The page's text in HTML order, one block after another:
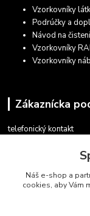
Vzorkovníky
Podrúčky a
Návod na
Vzorkovníky
Vzorkovníky
Zákaznícka
telefonický kontakt
v pracovných dňoch
Náš e-shop a
cookies, aby Vám